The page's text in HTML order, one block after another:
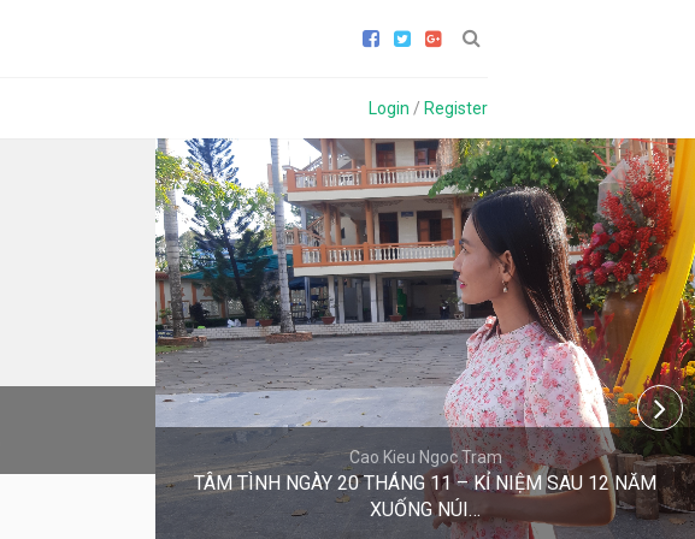
Login / Register
Cao Kieu Ngoc Tram
TÂM TÌNH NGÀY 20 THÁNG 11 – KỈ NIỆM SAU 12 NĂM
XUỐNG NÚI…